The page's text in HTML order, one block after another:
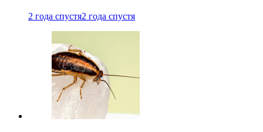
2 года спустя2 года спустя